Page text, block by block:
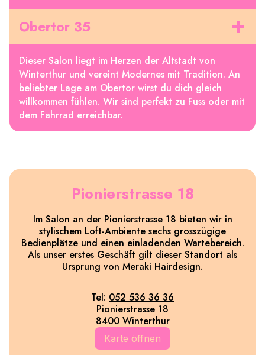
Obertor 35
Dieser Salon liegt im Herzen der Altstadt von
Winterthur und vereint Modernes mit Tradition. An
beliebter Lage am Obertor wirst du dich gleich
willkommen fühlen. Wir sind perfekt zu Fuss oder mit
dem Fahrrad erreichbar.
Pionierstrasse 18
Im Salon an der Pionierstrasse 18 bieten wir in
stylischem Loft-Ambiente sechs grosszügige
Bedienplätze und einen einladenden Wartebereich.
Als unser erstes Geschäft gilt dieser Standort als
Ursprung von Meraki Hairdesign.
Tel: 052 536 36 36
Pionierstrasse 18
8400 Winterthur
Karte öffnen